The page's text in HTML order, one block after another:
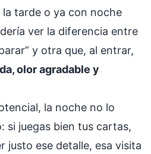
la tarde o ya con noche
ver la diferencia entre
y otra que, al entrar,
olor agradable y
la noche no lo
si juegas bien tus cartas,
justo ese detalle, esa visita